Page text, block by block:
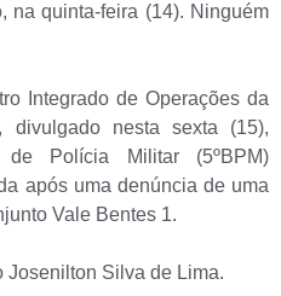
na quinta-feira (14). Ninguém
Integrado de Operações da
divulgado nesta sexta (15),
Polícia Militar (5ºBPM)
após uma denúncia de uma
Vale Bentes 1.
Josenilton Silva de Lima.